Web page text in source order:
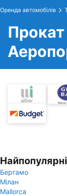
Оренда автомобілів
Прокат
Бергамо
Мілан
Mallorca